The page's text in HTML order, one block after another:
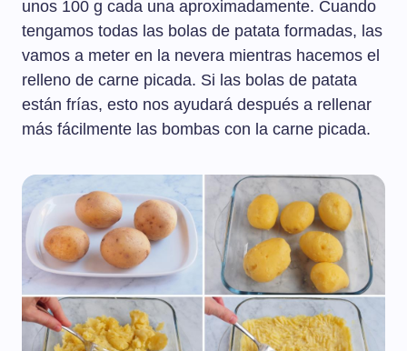
unos 100 g cada una aproximadamente. Cuando
tengamos todas las bolas de patata formadas, las
vamos a meter en la nevera mientras hacemos el
relleno de carne picada. Si las bolas de patata
están frías, esto nos ayudará después a rellenar
más fácilmente las bombas con la carne picada.